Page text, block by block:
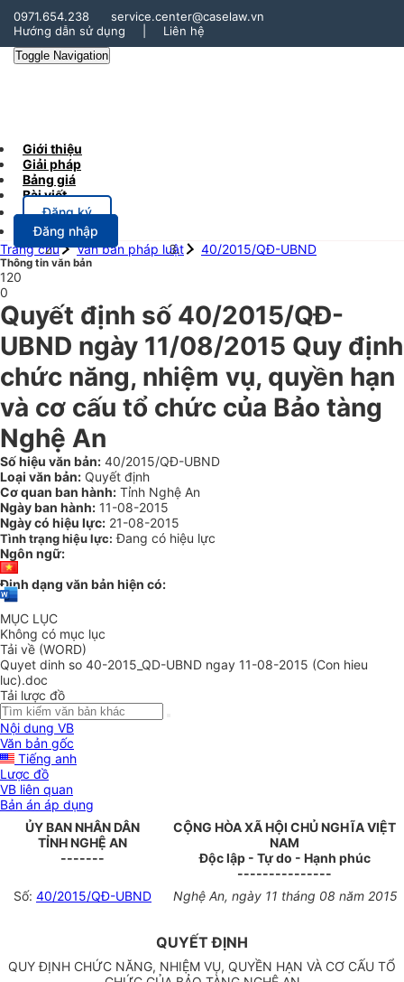
0971.654.238
service.center@caselaw.vn
Hướng dẫn sử dụng
Liên hệ
Toggle Navigation
Giới thiệu
Giải pháp
Bảng giá
Bài viết
Đăng ký
Đăng nhập
Trang chủ
Văn bản pháp luật 40/2015/QĐ-UBND
Thông tin văn bản
120
0
Quyết định số 40/2015/QĐ-
UBND ngày 11/08/2015 Quy định
chức năng, nhiệm vụ, quyền hạn
và cơ cấu tổ chức của Bảo tàng
Nghệ An
Số hiệu văn bản: 40/2015/QĐ-UBND
Loại văn bản: Quyết định
Cơ quan ban hành: Tỉnh Nghệ An
Ngày ban hành: 11-08-2015
Ngày có hiệu lực: 21-08-2015
Tình trạng hiệu lực: Đang có hiệu lực
Ngôn ngữ:
Định dạng văn bản hiện có:
MỤC LỤC
Không có mục lục
Tải về (WORD)
Quyet dinh so 40-2015_QD-UBND ngay 11-08-2015 (Con hieu
luc).doc
Tải lược đồ
Nội dung VB
Văn bản gốc
Tiếng anh
Lược đồ
VB liên quan
Bản án áp dụng
ỦY BAN NHÂN DÂN
TỈNH NGHỆ AN
-------
CỘNG HÒA XÃ HỘI CHỦ NGHĨA VIỆT
NAM
Độc lập - Tự do - Hạnh phúc
---------------
Số: 40/2015/QĐ-UBND Nghệ An, ngày 11 tháng 08 năm 2015
QUYẾT ĐỊNH
QUY ĐỊNH CHỨC NĂNG, NHIỆM VỤ, QUYỀN HẠN VÀ CƠ CẤU TỔ